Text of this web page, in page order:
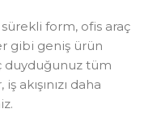
sürekli form, ofis araç
gibi geniş ürün
duyduğunuz tüm
daha